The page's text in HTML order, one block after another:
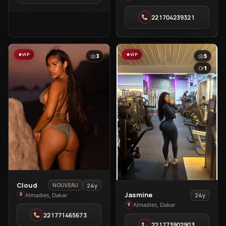
From
Tanzania
in
Almadies
221704239321
VIP 3
View
Cloud
in
Almadies
Cloud NOUVEAU
24y
Almadies, Dakar
221771465673
VIP
5
1
View
Jasmine
in
Jasmine
24y
Almadies, Dakar